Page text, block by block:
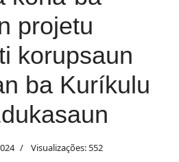
projetu
korupsaun
ba Kuríkulu
Visualizações: 552